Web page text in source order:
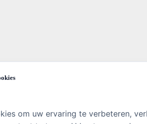
om uw ervaring te verbeteren,